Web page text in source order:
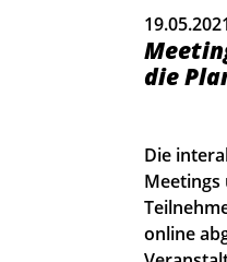
die
Die
Meetings
online